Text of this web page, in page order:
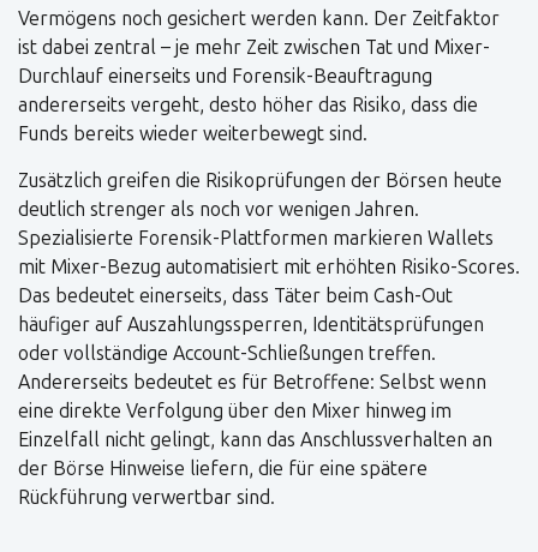
Vermögens noch gesichert werden kann. Der Zeitfaktor
ist dabei zentral – je mehr Zeit zwischen Tat und Mixer-
Durchlauf einerseits und Forensik-Beauftragung
andererseits vergeht, desto höher das Risiko, dass die
Funds bereits wieder weiterbewegt sind.
Zusätzlich greifen die Risikoprüfungen der Börsen heute
deutlich strenger als noch vor wenigen Jahren.
Spezialisierte Forensik-Plattformen markieren Wallets
mit Mixer-Bezug automatisiert mit erhöhten Risiko-Scores.
Das bedeutet einerseits, dass Täter beim Cash-Out
häufiger auf Auszahlungssperren, Identitätsprüfungen
oder vollständige Account-Schließungen treffen.
Andererseits bedeutet es für Betroffene: Selbst wenn
eine direkte Verfolgung über den Mixer hinweg im
Einzelfall nicht gelingt, kann das Anschlussverhalten an
der Börse Hinweise liefern, die für eine spätere
Rückführung verwertbar sind.